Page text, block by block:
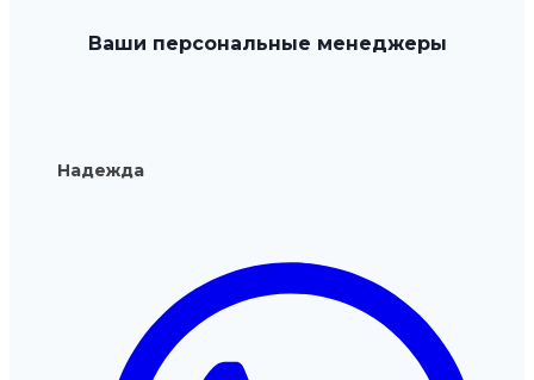
Ваши персональные менеджеры
Надежда